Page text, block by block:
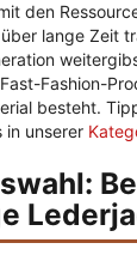
den
lange Zeit
Fashion-
besteht.
in unserer